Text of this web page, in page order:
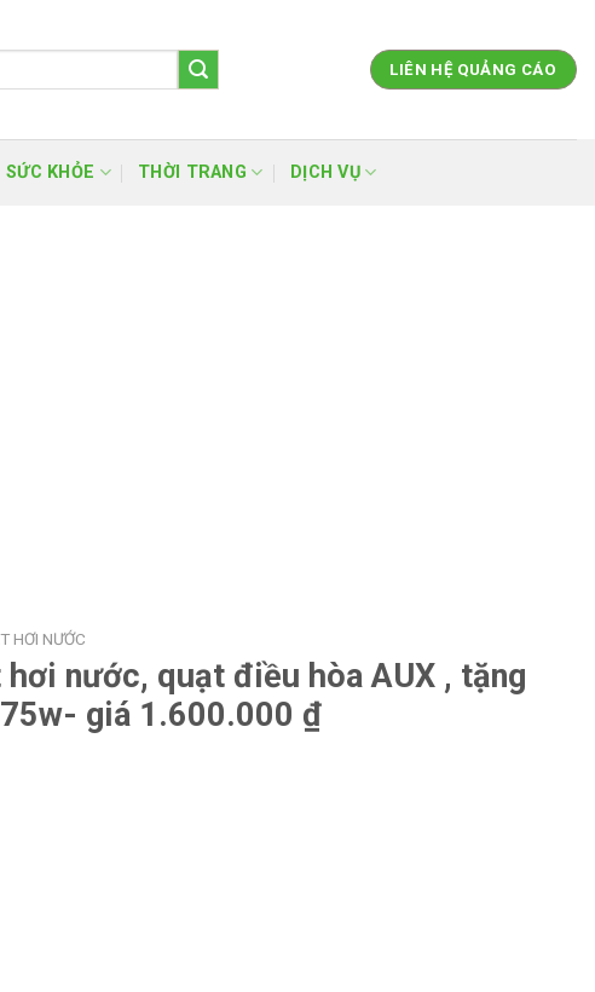
LIÊN HỆ QUẢNG CÁO
SỨC KHỎE THỜI TRANG DỊCH VỤ
HƠI NƯỚC
nước, quạt điều hòa AUX , tặng
giá 1.600.000 ₫